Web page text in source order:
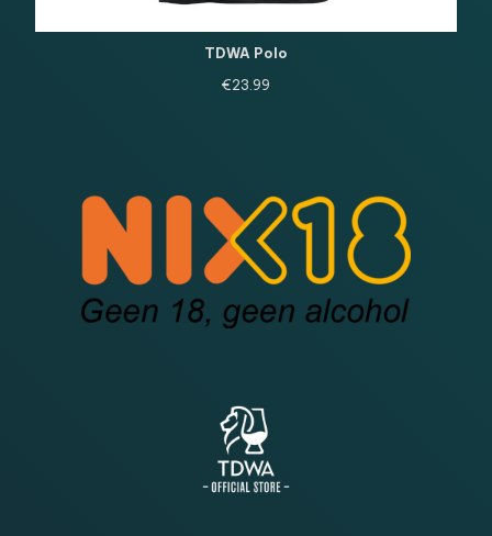
TDWA Polo
€23.99